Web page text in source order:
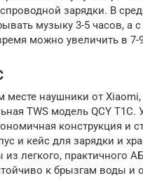
зарядки. В
музыку 3-5 часов, а
можно увеличить в 7-
месте наушники от Xiaomi,
TWS модель QCY T1C.
конструкция и
и кейс для зарядки и
из легкого, практичного
к брызгам воды и